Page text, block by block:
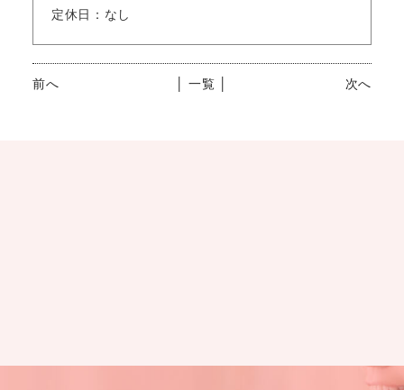
定休日：なし
前へ 次へ
│ 一覧 │